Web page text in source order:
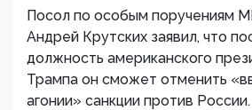
Посол по особым поручениям
Андрей Крутских заявил, что
должность американского
Трампа он сможет отменить
агонии» санкции против России.